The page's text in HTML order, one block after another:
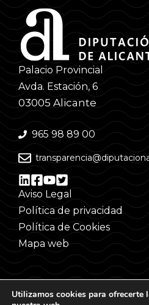
Palacio Provincial
Avda. Estación, 6
03005 Alicante
965 98 89 00
Aviso Legal
Política de privacidad
Política de Cookies
Mapa web
Utilizamos cookies para ofrecerte